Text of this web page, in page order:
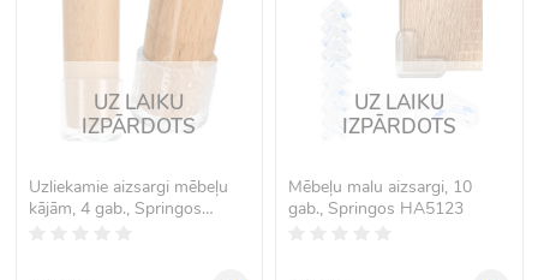
UZ LAIKU
IZPĀRDOTS
Uzliekamie aizsargi mēbeļu
kājām, 4 gab., Springos
UZ LAIKU
IZPĀRDOTS
Mēbeļu malu aizsargi, 10
gab., Springos HA5123